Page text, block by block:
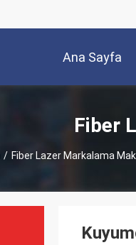
Ana Sayfa
Fiber
/ Fiber Lazer Markalama